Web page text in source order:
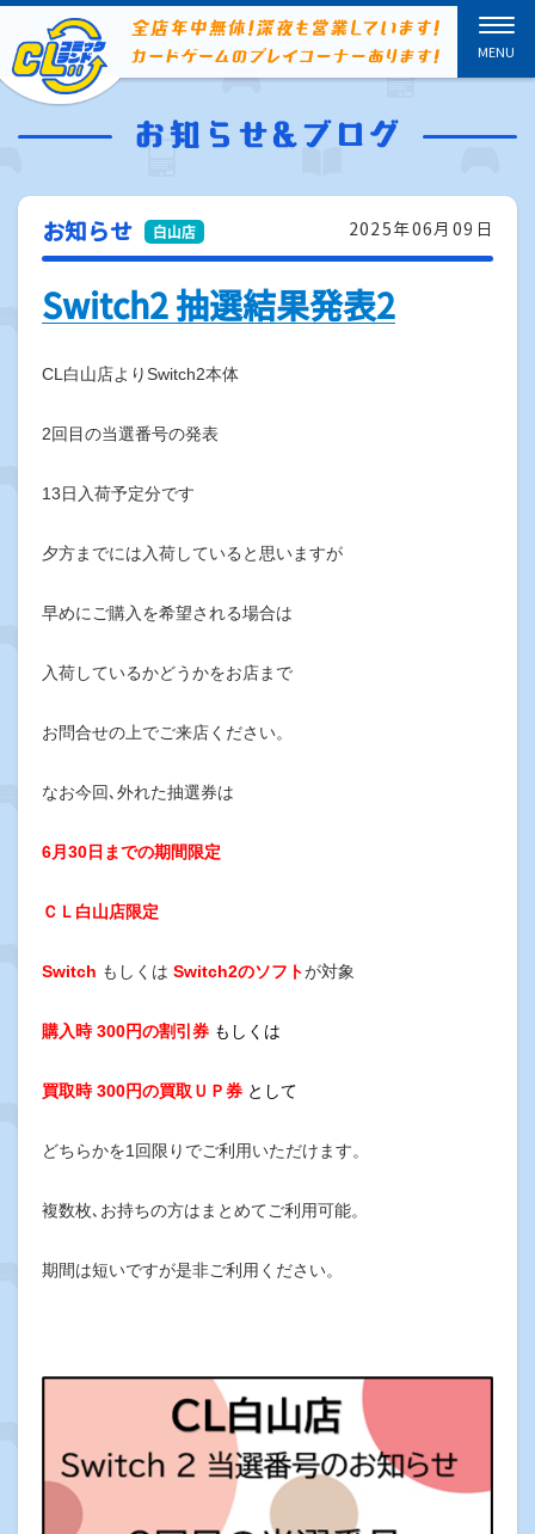
2025年06月09日
お知らせ
Switch2 抽選結果発表2
CL白山店よりSwitch2本体
2回目の当選番号の発表
13日入荷予定分です
夕方までには入荷していると思いますが
早めにご購入を希望される場合は
入荷しているかどうかをお店まで
お問合せの上でご来店ください。
なお今回､外れた抽選券は
6月30日までの期間限定
ＣＬ白山店限定
Switch もしくは Switch2のソフトが対象
購入時 300円の割引券 もしくは
買取時 300円の買取ＵＰ券 として
どちらかを1回限りでご利用いただけます。
複数枚､お持ちの方はまとめてご利用可能。
期間は短いですが是非ご利用ください。